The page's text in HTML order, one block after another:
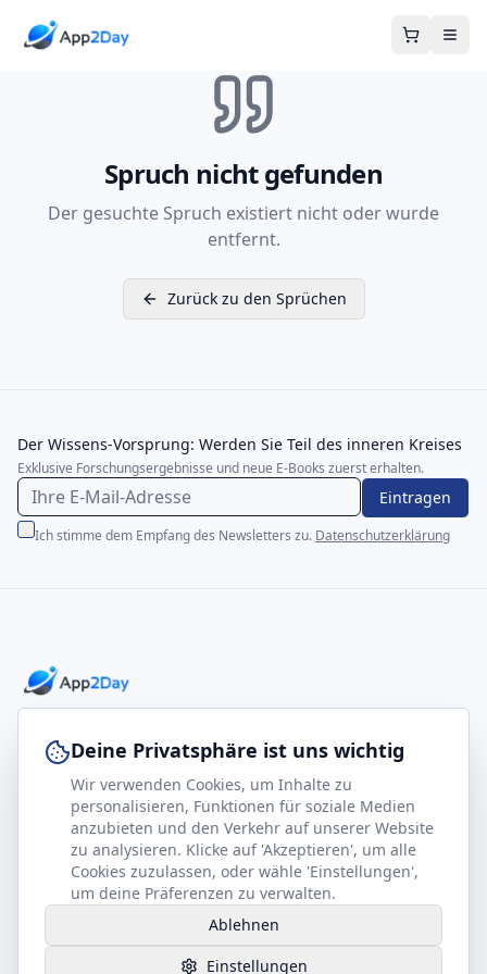
Spruch nicht gefunden
Der gesuchte Spruch existiert nicht oder wurde
entfernt.
Zurück zu den Sprüchen
Der Wissens-Vorsprung: Werden Sie Teil des inneren Kreises
Exklusive Forschungsergebnisse und neue E-Books zuerst erhalten.
Eintragen
Ich stimme dem Empfang des Newsletters zu. Datenschutzerklärung
footer.company
Kontakt
Partner werden
Gesundheits-Kompass
Rechtliches
Impressum
Datenschutz
AGB
Deine Privatsphäre ist uns wichtig
Wir verwenden Cookies, um Inhalte zu
personalisieren, Funktionen für soziale Medien
anzubieten und den Verkehr auf unserer Website
zu analysieren. Klicke auf 'Akzeptieren', um alle
Cookies zuzulassen, oder wähle 'Einstellungen',
um deine Präferenzen zu verwalten.
Ablehnen
Einstellungen
Hilfe benötigt?